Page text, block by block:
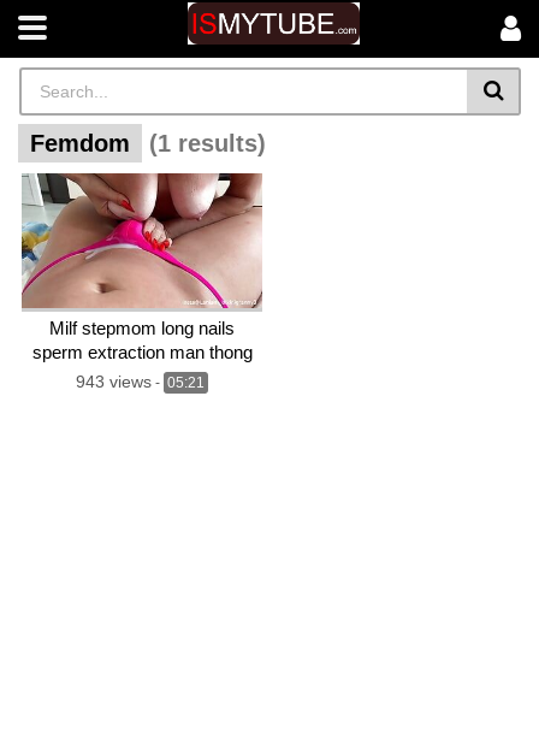
Femdom (1 results)
Milf stepmom long nails
sperm extraction man thong
femdom asmr fetish
943 views - 05:21